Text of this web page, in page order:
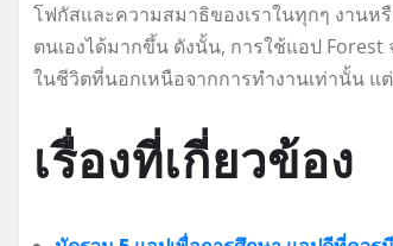
โฟกัสและความสมาธิของเราในทุกๆ งานห
ตนเองได้มากขึ้น ดังนั้น, การใช้แอป
ในชีวิตที่นอกเหนือจากการทำงานเท่านั้น แ
เรื่องที่เกี่ยวข้อง